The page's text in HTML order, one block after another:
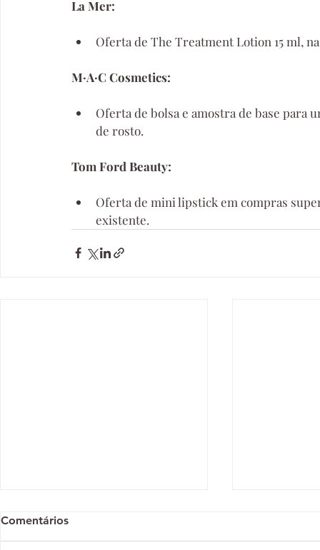
La Mer:
Oferta de The Treatment Lotion 15 ml,
M·A·C Cosmetics:
Oferta de bolsa e amostra de base para
de rosto.
Tom Ford Beauty:
Oferta de mini lipstick em compras
existente.
Comentários